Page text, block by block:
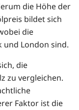
die Höhe der
bildet sich
die
und London sind.
die
zu vergleichen.
Faktor ist die